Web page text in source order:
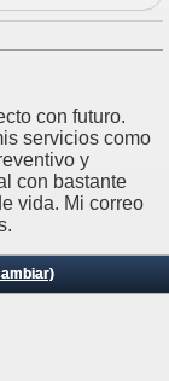
con futuro.
servicios como
y
con bastante
vida. Mi correo